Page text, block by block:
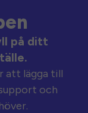
på ditt
att lägga till
och